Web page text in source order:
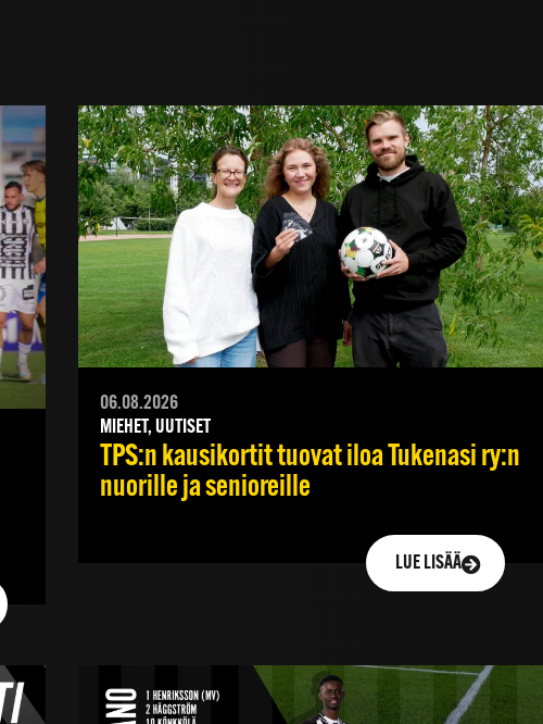
06.08.2026
MIEHET, UUTISET
TPS:n kausikortit tuovat iloa Tukenasi ry:n
nuorille ja senioreille
LUE LISÄÄ